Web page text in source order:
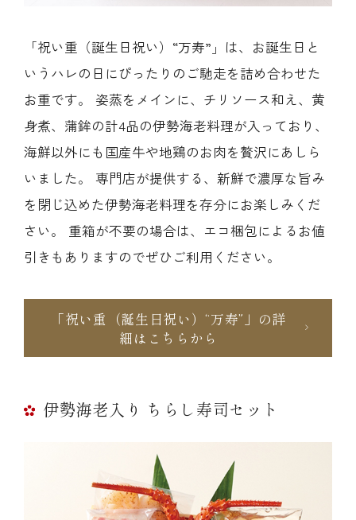
「祝い重（誕生日祝い）“万寿”」は、お誕生日と
いうハレの日にぴったりのご馳走を詰め合わせた
お重です。 姿蒸をメインに、チリソース和え、黄
身煮、蒲鉾の計4品の伊勢海老料理が入っており、
海鮮以外にも国産牛や地鶏のお肉を贅沢にあしら
いました。 専門店が提供する、新鮮で濃厚な旨み
を閉じ込めた伊勢海老料理を存分にお楽しみくだ
さい。 重箱が不要の場合は、エコ梱包によるお値
引きもありますのでぜひご利用ください。
「祝い重（誕生日祝い）“万寿”」の詳
細はこちらから
伊勢海老入り ちらし寿司セット